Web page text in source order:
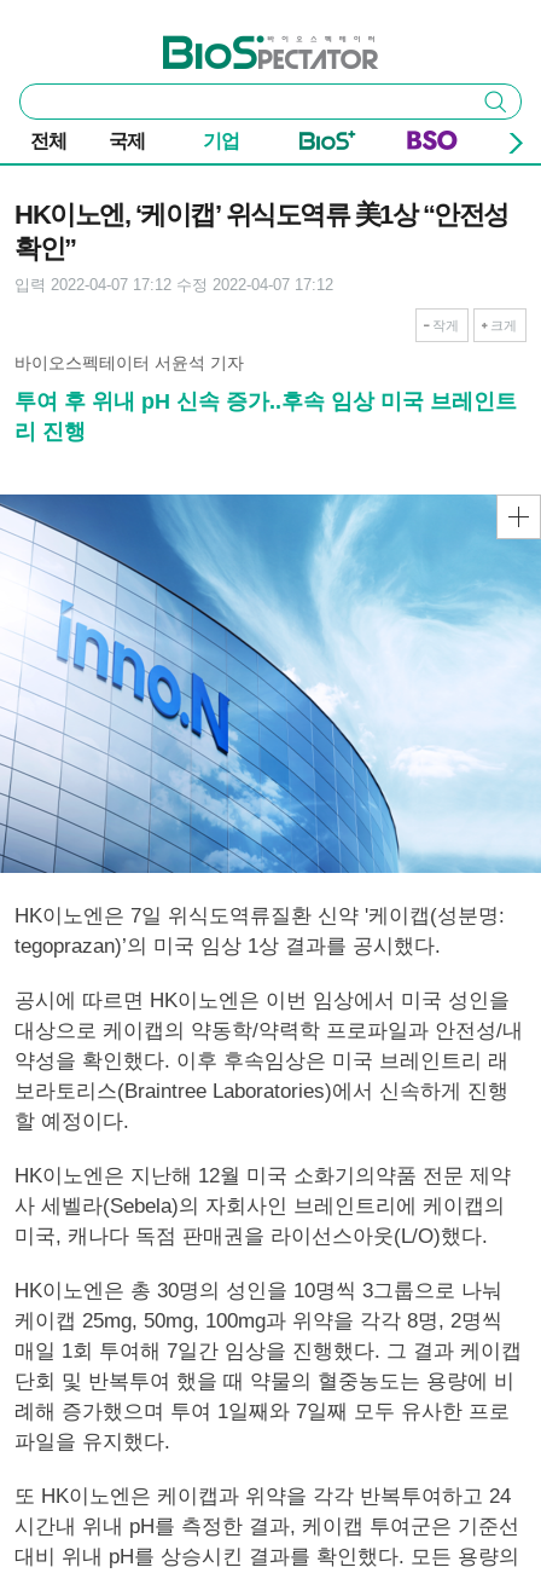
바이오스펙테이터
통
합
검
색
검색
전체 국제 기업
HK이노엔, ‘케이캡’ 위식도역류 美1상 “안전성
확인”
입력 2022-04-07 17:12 수정 2022-04-07 17:12
작게 크게
바이오스펙테이터 서윤석 기자
투여 후 위내 pH 신속 증가..후속 임상 미국 브레인트
리 진행
HK이노엔은 7일 위식도역류질환 신약 '케이캡(성분명:
tegoprazan)’의 미국 임상 1상 결과를 공시했다.
공시에 따르면 HK이노엔은 이번 임상에서 미국 성인을
대상으로 케이캡의 약동학/약력학 프로파일과 안전성/내
약성을 확인했다. 이후 후속임상은 미국 브레인트리 래
보라토리스(Braintree Laboratories)에서 신속하게 진행
할 예정이다.
HK이노엔은 지난해 12월 미국 소화기의약품 전문 제약
사 세벨라(Sebela)의 자회사인 브레인트리에 케이캡의
미국, 캐나다 독점 판매권을 라이선스아웃(L/O)했다.
HK이노엔은 총 30명의 성인을 10명씩 3그룹으로 나눠
케이캡 25mg, 50mg, 100mg과 위약을 각각 8명, 2명씩
매일 1회 투여해 7일간 임상을 진행했다. 그 결과 케이캡
단회 및 반복투여 했을 때 약물의 혈중농도는 용량에 비
례해 증가했으며 투여 1일째와 7일째 모두 유사한 프로
파일을 유지했다.
또 HK이노엔은 케이캡과 위약을 각각 반복투여하고 24
시간내 위내 pH를 측정한 결과, 케이캡 투여군은 기준선
대비 위내 pH를 상승시킨 결과를 확인했다. 모든 용량의